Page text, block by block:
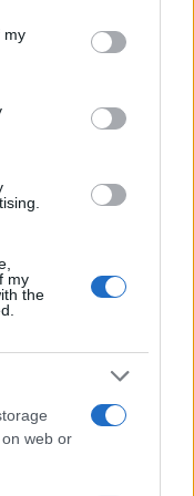
You may click to
third-party tags to
in below Google
my
my
the
web or
στο Αρμέρο της
Nevado del Ruiz, 18
προφανής
είχαν
έκταση της
στιγμές της
το κορίτσι
Όταν
εντελώς